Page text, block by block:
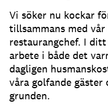
Vi söker nu kockar
tillsammans med
restaurangchef. I
arbete i både det
dagligen
våra golfande
grunden.